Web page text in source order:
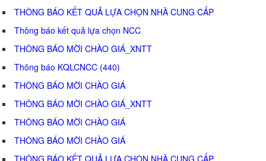
THÔNG BÁO KẾT QUẢ LỰA CHỌN NHÀ CUNG CẤP
Thông báo kết quả lựa chọn NCC
THÔNG BÁO MỜI CHÀO GIÁ_XNTT
Thông báo KQLCNCC (440)
THÔNG BÁO MỜI CHÀO GIÁ
THÔNG BÁO MỜI CHÀO GIÁ_XNTT
THÔNG BÁO MỜI CHÀO GIÁ
THÔNG BÁO MỜI CHÀO GIÁ
THÔNG BÁO KẾT QUẢ LỰA CHỌN NHÀ CUNG CẤP